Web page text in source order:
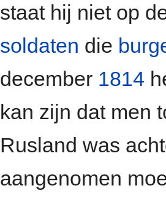
staat hij niet op
soldaten die
december 1814
kan zijn dat men
Rusland was
aangenomen